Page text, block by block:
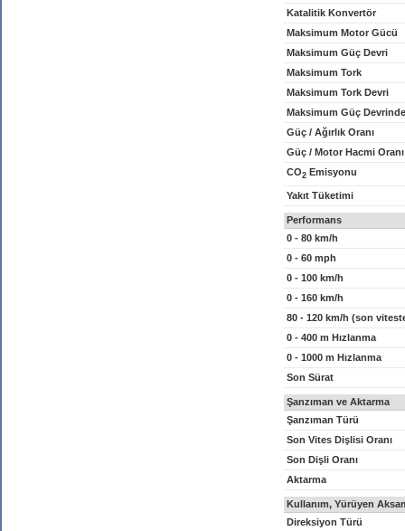
Katalitik Konvertör
Maksimum Motor Gücü
Maksimum Güç Devri
Maksimum Tork
Maksimum Tork Devri
Maksimum Güç
Güç / Ağırlık Oranı
Güç / Motor Hacmi Oranı
CO2 Emisyonu
Yakıt Tüketimi
Performans
0 - 80 km/h
0 - 60 mph
0 - 100 km/h
0 - 160 km/h
80 - 120 km/h (son
0 - 400 m Hızlanma
0 - 1000 m Hızlanma
Son Sürat
Şanzıman ve Aktarma
Şanzıman Türü
Son Vites Dişlisi Oranı
Son Dişli Oranı
Aktarma
Kullanım, Yürüyen
Direksiyon Türü